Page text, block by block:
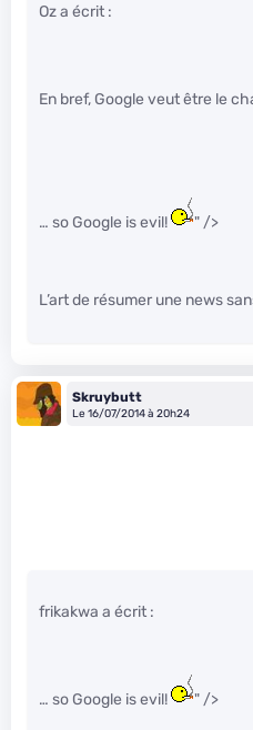
Oz a écrit :
En bref, Google veut être le
… so Google is evil! " />
L’art de résumer une news
Skruybutt
Le 16/07/2014 à 20h24
frikakwa a écrit :
… so Google is evil! " />